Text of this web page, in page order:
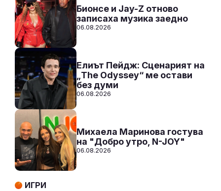
Бионсе и Jay-Z отново
записаха музика заедно
06.08.2026
Елиът Пейдж: Сценарият на
„The Odyssey“ ме остави
без думи
06.08.2026
Михаела Маринова гостува
на "Добро утро, N-JOY"
06.08.2026
ИГРИ